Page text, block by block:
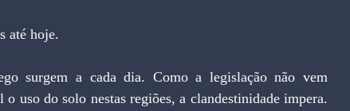
até hoje.
surgem a cada dia. Como a legislação não vem
uso do solo nestas regiões, a clandestinidade impera.